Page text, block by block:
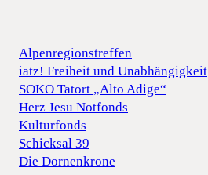
Alpenregionstreffen
iatz! Freiheit und Unabhängigkeit
SOKO Tatort „Alto Adige“
Herz Jesu Notfonds
Kulturfonds
Schicksal 39
Die Dornenkrone